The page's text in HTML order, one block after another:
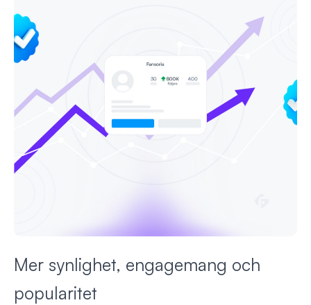
Mer synlighet, engagemang och
popularitet